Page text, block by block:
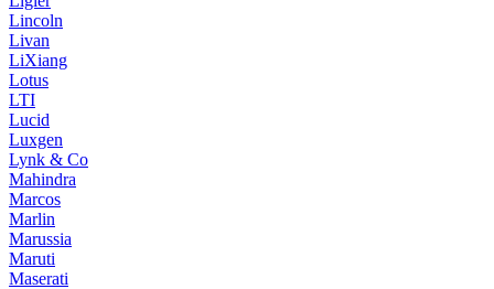
Lincoln
Livan
LiXiang
Lotus
LTI
Lucid
Luxgen
Lynk & Co
Mahindra
Marcos
Marlin
Marussia
Maruti
Maserati